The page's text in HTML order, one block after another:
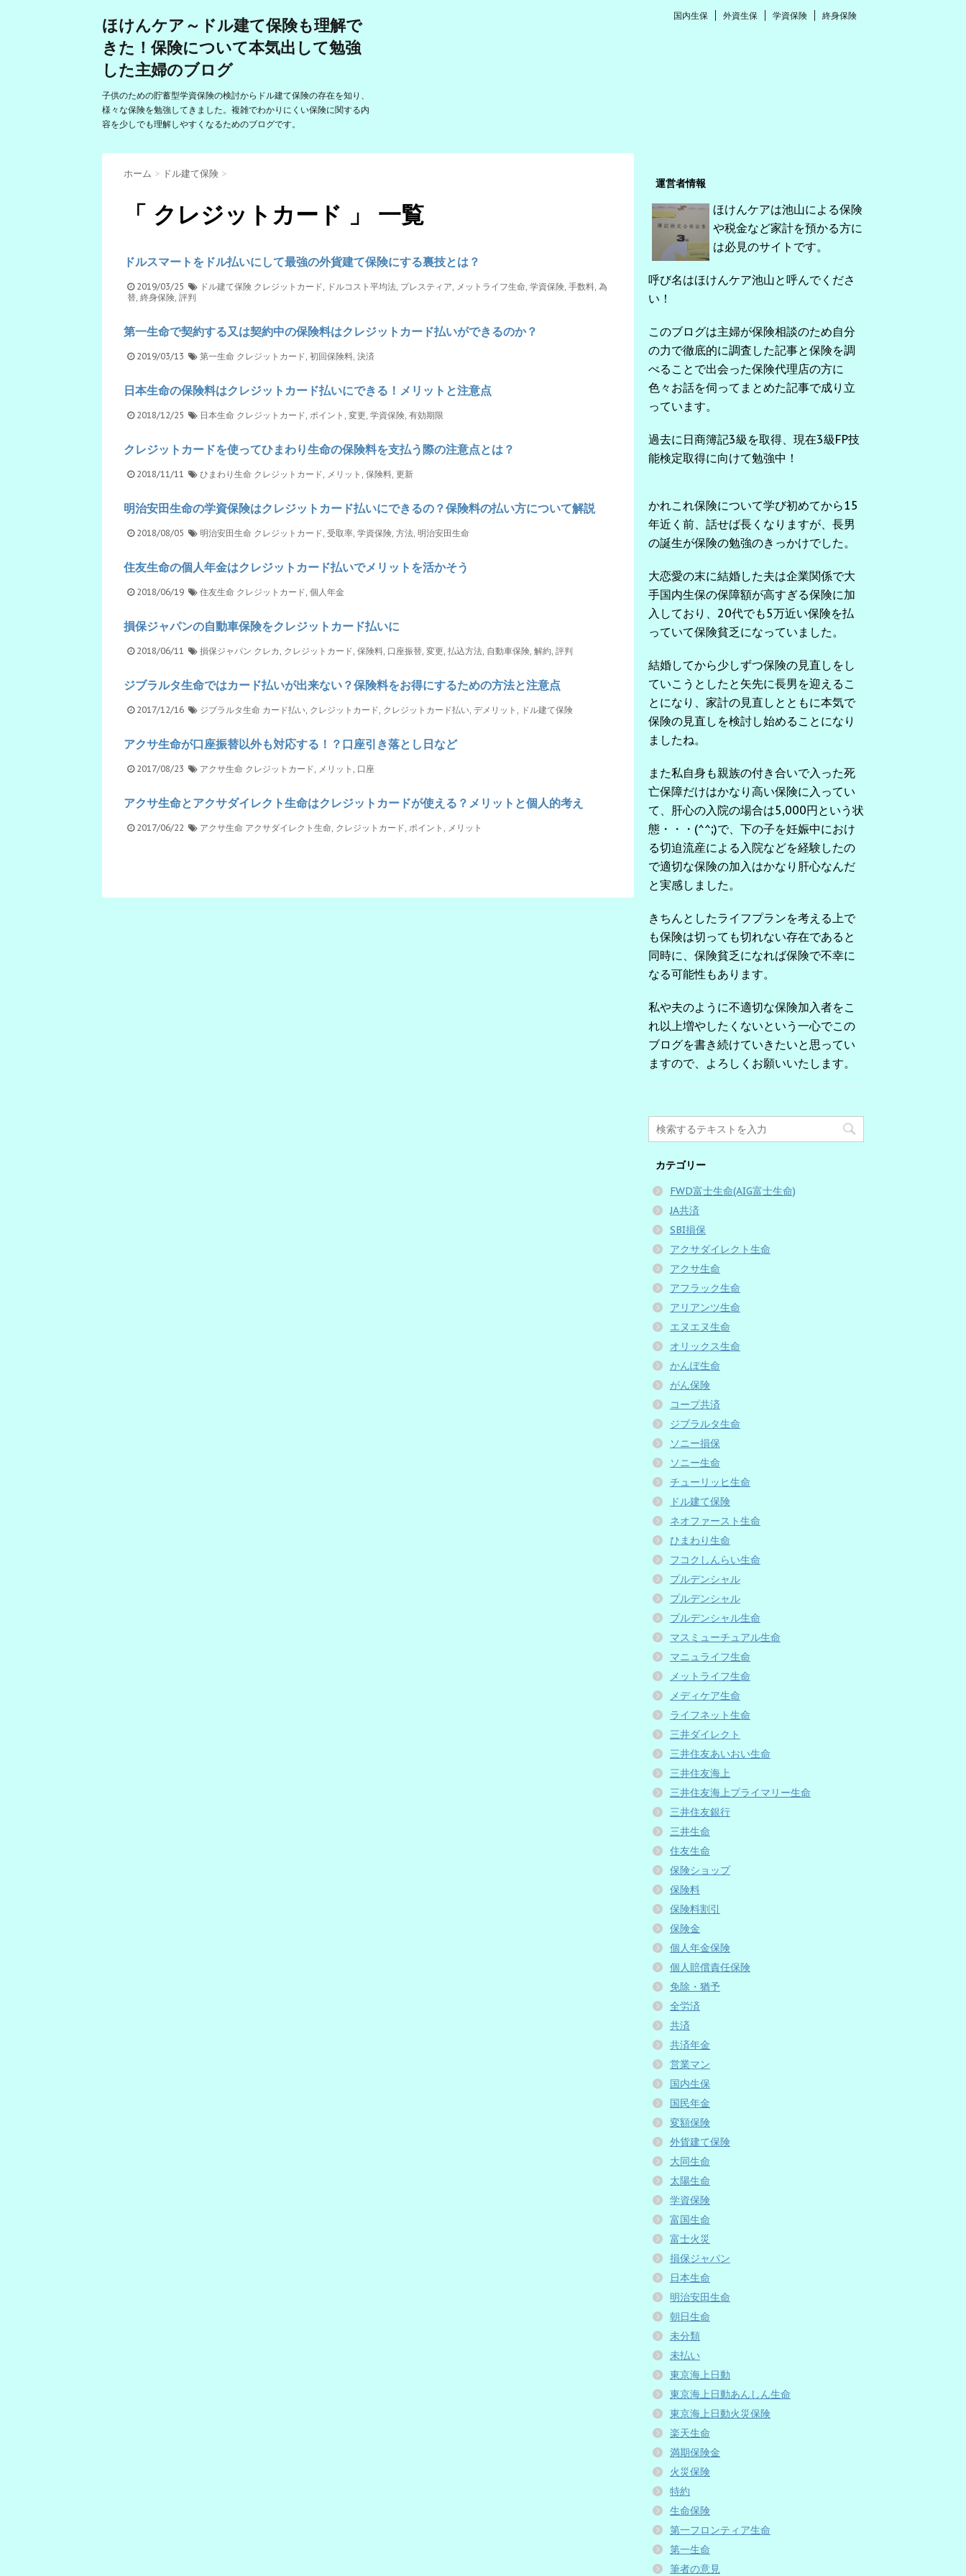
ほけんケア～ドル建て保険も理解で
きた！保険について本気出して勉強
した主婦のブログ
子供のための貯蓄型学資保険の検討からドル建て保険の存在を知り、
様々な保険を勉強してきました。複雑でわかりにくい保険に関する内
容を少しでも理解しやすくなるためのブログです。
国内生保 外資生保 学資保険 終身保険
ホーム > ドル建て保険 >
「 クレジットカード 」 一覧
ドルスマートをドル払いにして最強の外貨建て保険にする裏技とは？
2019/03/25 ドル建て保険 クレジットカード ドルコスト平均法 プレスティア メットライフ生命 学資保険 手数料 為
替 終身保険 評判
第一生命で契約する又は契約中の保険料はクレジットカード払いができるのか？
2019/03/13 第一生命 クレジットカード 初回保険料 決済
日本生命の保険料はクレジットカード払いにできる！メリットと注意点
2018/12/25 日本生命 クレジットカード ポイント 変更 学資保険 有効期限
クレジットカードを使ってひまわり生命の保険料を支払う際の注意点とは？
2018/11/11 ひまわり生命 クレジットカード メリット 保険料 更新
明治安田生命の学資保険はクレジットカード払いにできるの？保険料の払い方について解説
2018/08/05 明治安田生命 クレジットカード 受取率 学資保険 方法 明治安田生命
住友生命の個人年金はクレジットカード払いでメリットを活かそう
2018/06/19 住友生命 クレジットカード 個人年金
損保ジャパンの自動車保険をクレジットカード払いに
2018/06/11 損保ジャパン クレカ クレジットカード 保険料 口座振替 変更 払込方法 自動車保険 解約 評判
ジブラルタ生命ではカード払いが出来ない？保険料をお得にするための方法と注意点
2017/12/16 ジブラルタ生命 カード払い クレジットカード クレジットカード払い デメリット ドル建て保険
アクサ生命が口座振替以外も対応する！？口座引き落とし日など
2017/08/23 アクサ生命 クレジットカード メリット 口座
アクサ生命とアクサダイレクト生命はクレジットカードが使える？メリットと個人的考え
2017/06/22 アクサ生命 アクサダイレクト生命 クレジットカード ポイント メリット
運営者情報
ほけんケアは池山による保険
や税金など家計を預かる方に
は必見のサイトです。
呼び名はほけんケア池山と呼んでくださ
い！
このブログは主婦が保険相談のため自分
の力で徹底的に調査した記事と保険を調
べることで出会った保険代理店の方に
色々お話を伺ってまとめた記事で成り立
っています。
過去に日商簿記3級を取得、現在3級FP技
能検定取得に向けて勉強中！
かれこれ保険について学び初めてから15
年近く前、話せば長くなりますが、長男
の誕生が保険の勉強のきっかけでした。
大恋愛の末に結婚した夫は企業関係で大
手国内生保の保障額が高すぎる保険に加
入しており、20代でも5万近い保険を払
っていて保険貧乏になっていました。
結婚してから少しずつ保険の見直しをし
ていこうとしたと矢先に長男を迎えるこ
とになり、家計の見直しとともに本気で
保険の見直しを検討し始めることになり
ましたね。
また私自身も親族の付き合いで入った死
亡保障だけはかなり高い保険に入ってい
て、肝心の入院の場合は5,000円という状
態・・・(^^;)で、下の子を妊娠中におけ
る切迫流産による入院などを経験したの
で適切な保険の加入はかなり肝心なんだ
と実感しました。
きちんとしたライフプランを考える上で
も保険は切っても切れない存在であると
同時に、保険貧乏になれば保険で不幸に
なる可能性もあります。
私や夫のように不適切な保険加入者をこ
れ以上増やしたくないという一心でこの
ブログを書き続けていきたいと思ってい
ますので、よろしくお願いいたします。
カテゴリー
FWD富士生命(AIG富士生命)
JA共済
SBI損保
アクサダイレクト生命
アクサ生命
アフラック生命
アリアンツ生命
エヌエヌ生命
オリックス生命
かんぽ生命
がん保険
コープ共済
ジブラルタ生命
ソニー損保
ソニー生命
チューリッヒ生命
ドル建て保険
ネオファースト生命
ひまわり生命
フコクしんらい生命
プルデンシャル
プルデンシャル
プルデンシャル生命
マスミューチュアル生命
マニュライフ生命
メットライフ生命
メディケア生命
ライフネット生命
三井ダイレクト
三井住友あいおい生命
三井住友海上
三井住友海上プライマリー生命
三井住友銀行
三井生命
住友生命
保険ショップ
保険料
保険料割引
保険金
個人年金保険
個人賠償責任保険
免除・猶予
全労済
共済
共済年金
営業マン
国内生保
国民年金
変額保険
外貨建て保険
大同生命
太陽生命
学資保険
富国生命
富士火災
損保ジャパン
日本生命
明治安田生命
朝日生命
未分類
未払い
東京海上日動
東京海上日動あんしん生命
東京海上日動火災保険
楽天生命
満期保険金
火災保険
特約
生命保険
第一フロンティア生命
第一生命
筆者の意見